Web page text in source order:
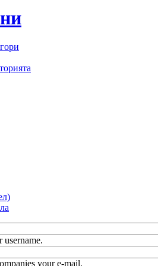
username.
your e-mail.